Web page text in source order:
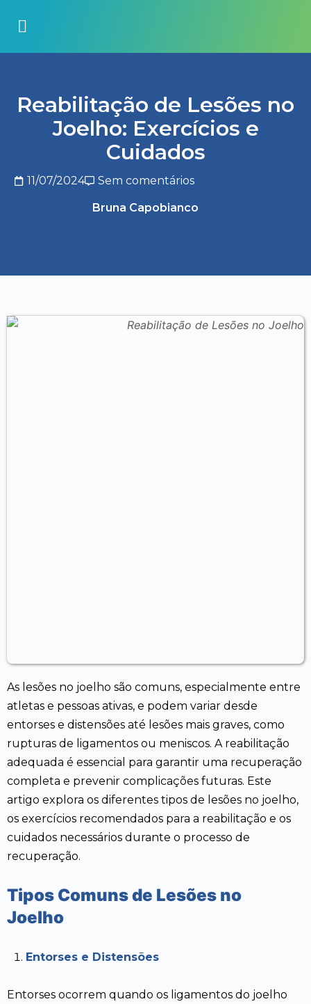
Reabilitação de Lesões no
Joelho: Exercícios e
Cuidados
11/07/2024 Sem comentários
Bruna Capobianco
As lesões no joelho são comuns, especialmente entre
atletas e pessoas ativas, e podem variar desde
entorses e distensões até lesões mais graves, como
rupturas de ligamentos ou meniscos. A reabilitação
adequada é essencial para garantir uma recuperação
completa e prevenir complicações futuras. Este
artigo explora os diferentes tipos de lesões no joelho,
os exercícios recomendados para a reabilitação e os
cuidados necessários durante o processo de
recuperação.
Tipos Comuns de Lesões no
Joelho
Entorses e Distensões
Entorses ocorrem quando os ligamentos do joelho